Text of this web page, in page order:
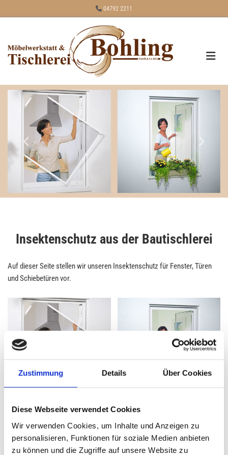
Zustimmung Details Über Cookies
Diese Webseite verwendet Cookies
Wir verwenden Cookies, um Inhalte und Anzeigen zu
personalisieren, Funktionen für soziale Medien anbieten
zu können und die Zugriffe auf unsere Website zu
 04792 2211
Insektenschutz aus der Bautischlerei
Auf dieser Seite stellen wir unseren Insektenschutz für Fenster, Türen
und Schiebetüren vor.